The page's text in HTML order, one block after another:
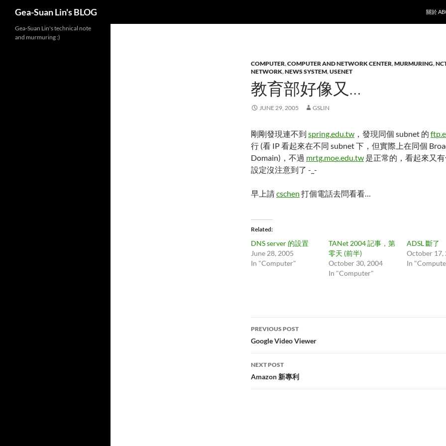
Gea-Suan Lin's BLOG
關於
COMPUTER,COMPUTER AND NETWORK CENTER,MURMURING,
NETWORK,NEWS SYSTEM,USENET
教育部好像又…
JUNE 29, 2005 GSLIN
剛剛發現連不到 spring.edu.tw ，發現同個 subnet 的
行 (看 IP 看起來在不同 subnet 下，但實際上在同個
Domain)，不過 mrtg.moe.edu.tw 是正常的，看起來又
設定沒注意到了 -_-
早上請cschen 打個電話去問看看…
Related
DNS server 的設置
June 28, 2005
In "Computer"
TANet 2004 記事，第
零天 (前半)
October 30, 2004
In "Computer"
ADSL 斷了
October 17,
In
Post
navigation
PREVIOUS POST
Google Video Viewer
NEXT POST
Amazon 新專利
Gea-Suan Lin's technical note
and murmuring :)